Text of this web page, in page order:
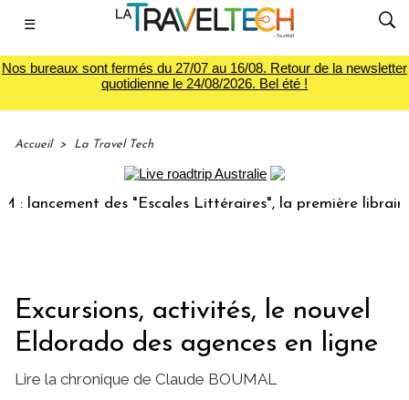
☰
Nos bureaux sont fermés du 27/07 au 16/08. Retour de la newsletter
quotidienne le 24/08/2026. Bel été !
Accueil > La Travel Tech
des "Escales Littéraires", la première librairie du
Excursions, activités, le nouvel
Eldorado des agences en ligne
Lire la chronique de Claude BOUMAL